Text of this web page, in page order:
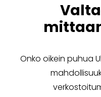
Onko oikein puhua